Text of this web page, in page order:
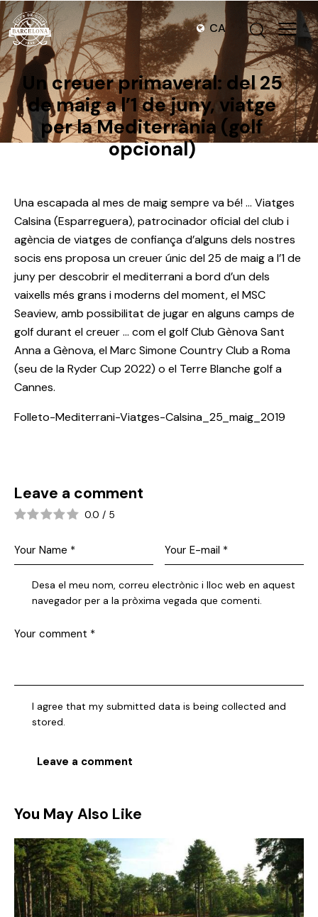
CA
Un creuer primaveral: del 25
de maig a l’1 de juny, viatge
per la Mediterrània (golf
opcional)
Una escapada al mes de maig sempre va bé! … Viatges
Calsina (Esparreguera), patrocinador oficial del club i
agència de viatges de confiança d’alguns dels nostres
socis ens proposa un creuer únic del 25 de maig a l’1 de
juny per descobrir el mediterrani a bord d’un dels
vaixells més grans i moderns del moment, el MSC
Seaview, amb possibilitat de jugar en alguns camps de
golf durant el creuer … com el golf Club Gènova Sant
Anna a Gènova, el Marc Simone Country Club a Roma
(seu de la Ryder Cup 2022) o el Terre Blanche golf a
Cannes.
Folleto-Mediterrani-Viatges-Calsina_25_maig_2019
Leave a comment
0.0 / 5
Desa el meu nom, correu electrònic i lloc web en aquest
navegador per a la pròxima vegada que comenti.
I agree that my submitted data is being collected and
stored.
You May Also Like